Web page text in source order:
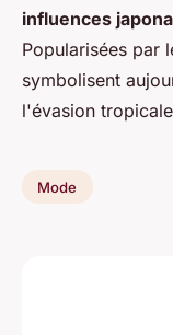
influences
Popularisées par
symbolisent
l'évasion
Mode